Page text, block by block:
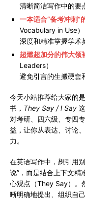
清晰简洁写作中的要
一本适合“备考冲刺”
Vocabulary in Use）
深度和精准掌握学术
超燃超加分的伟大领
Leaders）
避免引言的生搬硬套
今天小站推荐给大家的
书， They Say / I Say
对考研、四六级、专四
益，让你从表达、讨论
力。
在英语写作中，想引用
说”，而是结合上下文精
心观点（They Say）。
晰明确地提出、组织自